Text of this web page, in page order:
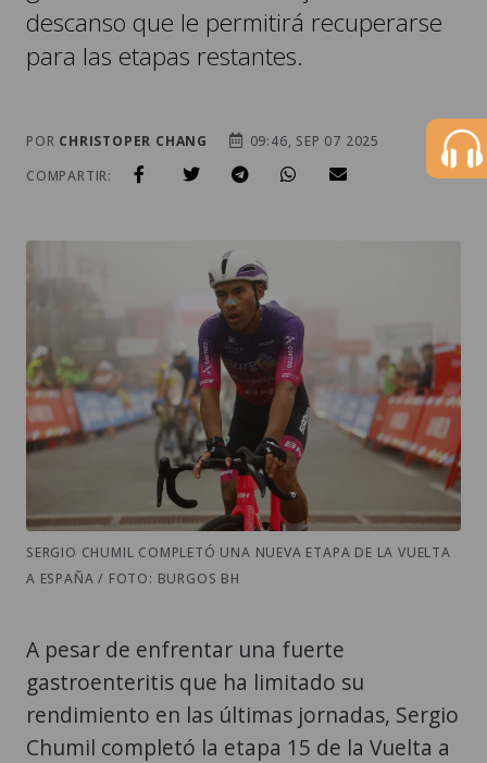
descanso que le permitirá recuperarse
para las etapas restantes.
POR CHRISTOPER CHANG
09:46, SEP 07 2025
COMPARTIR:
SERGIO CHUMIL COMPLETÓ UNA NUEVA ETAPA DE LA VUELTA
A ESPAÑA / FOTO: BURGOS BH
A pesar de enfrentar una fuerte
gastroenteritis que ha limitado su
rendimiento en las últimas jornadas, Sergio
Chumil completó la etapa 15 de la Vuelta a